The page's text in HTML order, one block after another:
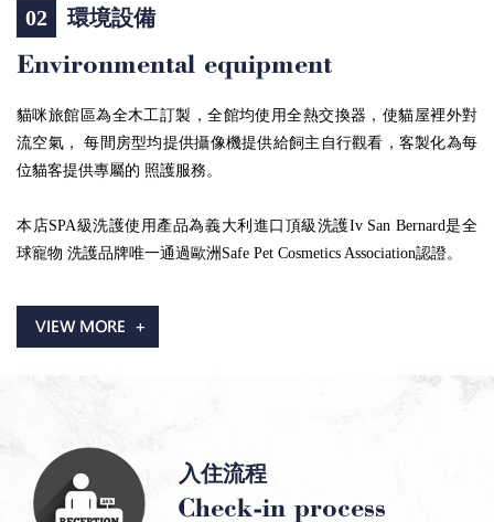
02 環境設備
貓咪旅館區為全木工訂製，全館均使用全熱交換器，使貓屋裡外對
流空氣， 每間房型均提供攝像機提供給飼主自行觀看，客製化為每
位貓客提供專屬的 照護服務。
本店SPA級洗護使用產品為義大利進口頂級洗護Iv San Bernard是全
球寵物 洗護品牌唯一通過歐洲Safe Pet Cosmetics Association認證。
入住流程